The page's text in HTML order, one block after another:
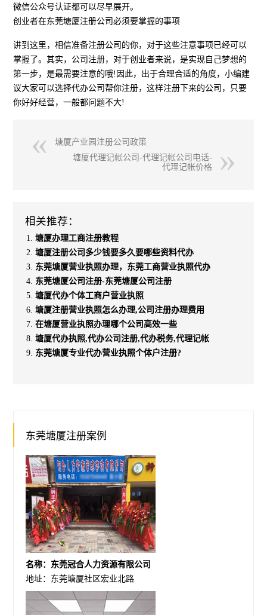
微信公众号认证都可以尽早展开。
创业者在东莞塘厦注册公司必须要掌握的事项
讲到这里，相信准备注册公司的你，对于这些注意事项已经可以
掌握了。其实，公司注册，对于创业者来说，是实现自己梦想的
第一步，是最需要注意的哦!因此，出于合理合适的角度，小编建
议大家可以选择代办公司帮你注册，这样注册下来的公司，只要
你好好经营，一般都问题不大!
塘厦产业园注册公司政策
塘厦代理记帐公司-代理记帐公司电话-
代理记帐价格
相关推荐：
塘厦办理工商注册教程
塘厦注册公司多少钱要多久要哪些资料代办
东莞塘厦营业执照办理，东莞工商营业执照代办
东莞塘厦公司注册-东莞塘厦公司注册
塘厦代办个体工商户营业执照
塘厦注册营业执照怎么办理,公司注册办理费用
在塘厦营业执照办理哪个公司高效一些
塘厦代办执照,代办公司注册,代办税务,代理记帐
东莞塘厦专业代办营业执照个体户注册?
东莞塘厦注册案例
名称：东莞冠合人力资源有限公司
地址：东莞塘厦社区宏业北路